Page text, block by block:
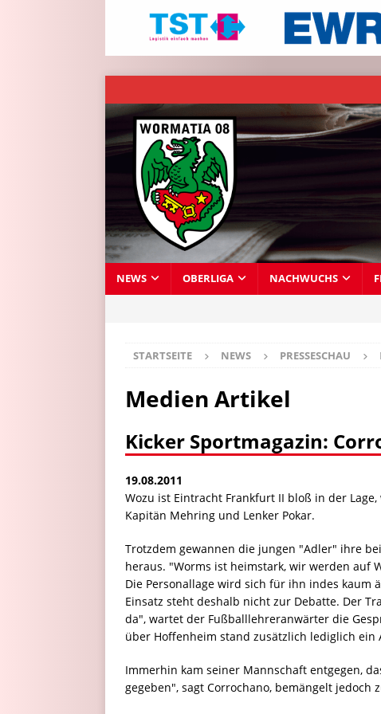
NEWS OBERLIGA NACHWUCHS
STARTSEITE NEWS PRESSESCHAU
Medien Artikel
Kicker Sportmagazin:
19.08.2011
Wozu ist Eintracht Frankfurt II bloß in der
Kapitän Mehring und Lenker Pokar.
Trotzdem gewannen die jungen "Adler" ihre
heraus. "Worms ist heimstark, wir werden auf
Die Personallage wird sich für ihn indes kaum
Einsatz steht deshalb nicht zur Debatte. Der
da", wartet der Fußballlehreranwärter die
über Hoffenheim stand zusätzlich lediglich
Immerhin kam seiner Mannschaft entgegen,
gegeben", sagt Corrochano, bemängelt